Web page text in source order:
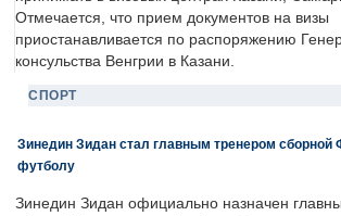
Отмечается, что прием документов на визы
приостанавливается по распоряжению
консульства Венгрии в Казани.
СПОРТ
Зинедин Зидан стал главным тренером сборной
футболу
Зинедин Зидан официально назначен